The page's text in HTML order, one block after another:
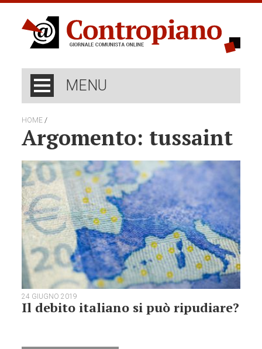
MENU
HOME /
Argomento: tussaint
24 GIUGNO 2019
Il debito italiano si può ripudiare?